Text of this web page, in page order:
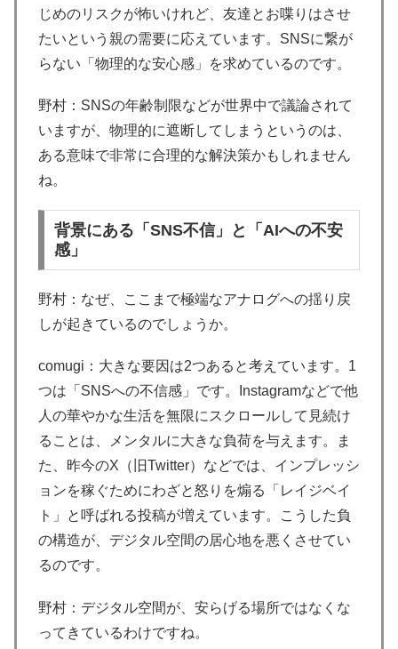
じめのリスクが怖いけれど、友達とお喋りはさせ
たいという親の需要に応えています。SNSに繋が
らない「物理的な安心感」を求めているのです。
野村：SNSの年齢制限などが世界中で議論されて
いますが、物理的に遮断してしまうというのは、
ある意味で非常に合理的な解決策かもしれません
ね。
背景にある「SNS不信」と「AIへの不安
感」
野村：なぜ、ここまで極端なアナログへの揺り戻
しが起きているのでしょうか。
comugi：大きな要因は2つあると考えています。1
つは「SNSへの不信感」です。Instagramなどで他
人の華やかな生活を無限にスクロールして見続け
ることは、メンタルに大きな負荷を与えます。ま
た、昨今のX（旧Twitter）などでは、インプレッシ
ョンを稼ぐためにわざと怒りを煽る「レイジベイ
ト」と呼ばれる投稿が増えています。こうした負
の構造が、デジタル空間の居心地を悪くさせてい
るのです。
野村：デジタル空間が、安らげる場所ではなくな
ってきているわけですね。